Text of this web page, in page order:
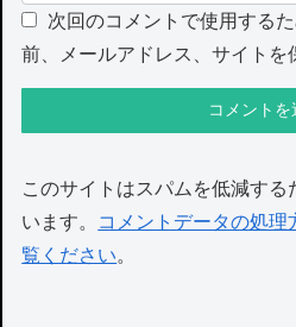
次回のコメントで使用する
前、メールアドレス、サイトを
このサイトはスパムを低減する
います。
コメントデータの処
覧ください。